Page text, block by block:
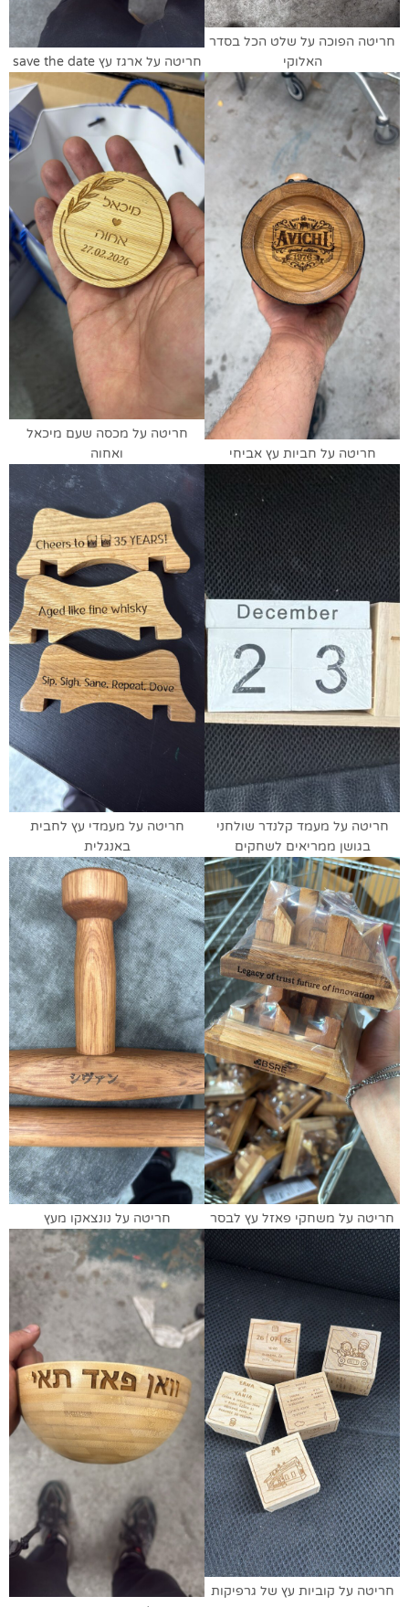
חריטה הפוכה על שלט הכל בסדר
האלוקי
חריטה על ארגז עץ save the date
חריטה על חביות עץ אביחי
חריטה על מכסה שעם מיכאל
ואחוה
חריטה על מעמד קלנדר שולחני
בגושן ממריאים לשחקים
חריטה על מעמדי עץ לחבית
באנגלית
חריטה על משחקי פאזל עץ לבסר חריטה על נונצאקו מעץ
חריטה על קוביות עץ של גרפיקות